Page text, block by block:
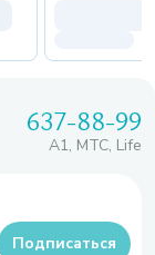
637-88-99
A1, МТС, Life
Подписаться